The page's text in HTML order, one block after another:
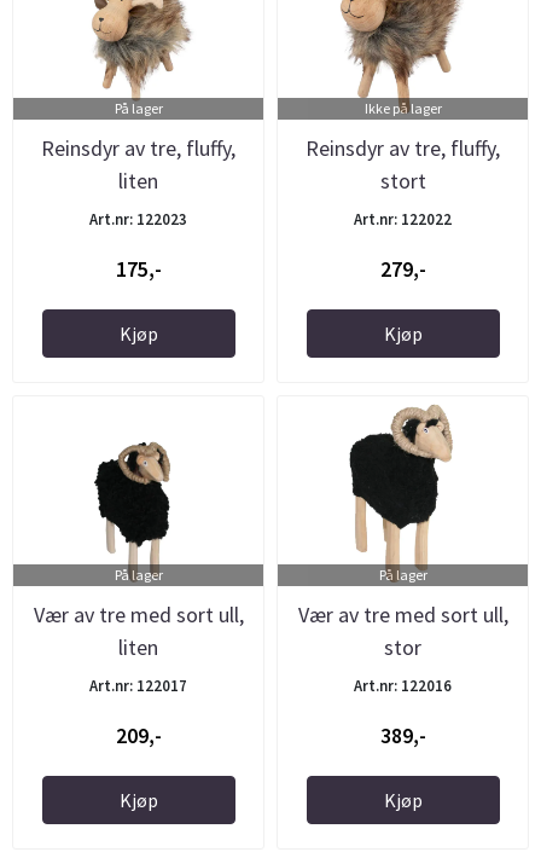
På lager
Reinsdyr av tre, fluffy,
liten
Art.nr: 122023
175,-
Kjøp
Ikke på lager
Reinsdyr av tre, fluffy,
stort
Art.nr: 122022
279,-
Kjøp
På lager
Vær av tre med sort ull,
liten
Art.nr: 122017
209,-
Kjøp
På lager
Vær av tre med sort ull,
stor
Art.nr: 122016
389,-
Kjøp